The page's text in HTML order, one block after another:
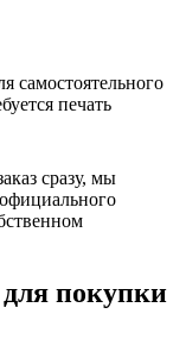
самостоятельного
печать
сразу, мы
покупки